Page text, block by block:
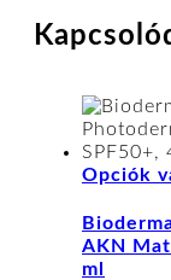
Opciók
AKN
ml